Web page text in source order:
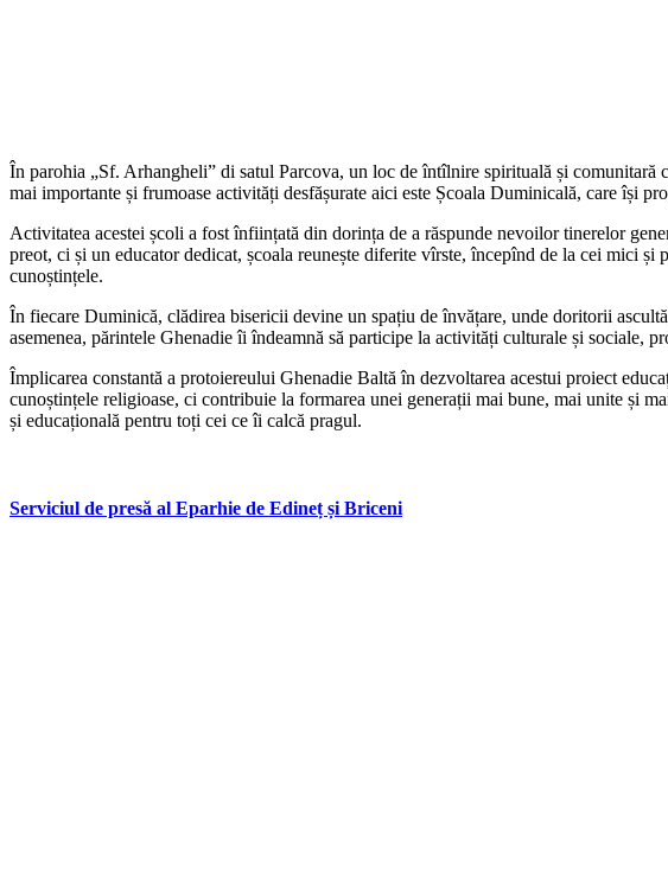
În parohia „Sf. Arhangheli” di satul Parcova, un loc de întîlnire spirituală și
mai importante și frumoase activități desfășurate aici este Școala Duminicală, care își
Activitatea acestei școli a fost înființată din dorința de a răspunde nevoilor tinerelor
preot, ci și un educator dedicat, școala reunește diferite vîrste, începînd de la cei mici
cunoștințele.
În fiecare Duminică, clădirea bisericii devine un spațiu de învățare, unde doritorii
asemenea, părintele Ghenadie îi îndeamnă să participe la activități culturale și sociale,
Împlicarea constantă a protoiereului Ghenadie Baltă în dezvoltarea acestui proiect
cunoștințele religioase, ci contribuie la formarea unei generații mai bune, mai unite și
și educațională pentru toți cei ce îi calcă pragul.
Serviciul de presă al Eparhie de Edineț și Briceni